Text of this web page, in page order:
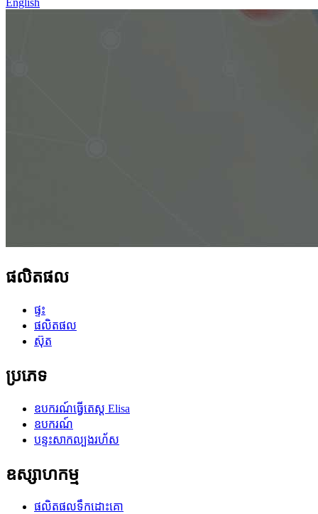
English
ផលិតផល
ផ្ទះ
ផលិតផល
ស៊ុត
ប្រភេទ
ឧបករណ៍ធ្វើតេស្ត Elisa
ឧបករណ៍
បន្ទះសាកល្បងរហ័ស
ឧស្សាហកម្ម
ផលិតផលទឹកដោះគោ